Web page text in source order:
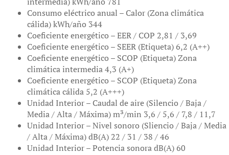
Consumo eléctrico anual – Calor (Zona climática
cálida) kWh/año 344
Coeficiente energético – EER / COP 2,81 / 3,69
Coeficiente energético – SEER (Etiqueta) 6,2 (A++)
Coeficiente energético – SCOP (Etiqueta) Zona
climática intermedia 4,3 (A+)
Coeficiente energético – SCOP (Etiqueta) Zona
climática cálida 5,2 (A+++)
Unidad Interior – Caudal de aire (Silencio / Baja /
Media / Alta / Máxima) m³/min 3,6 / 5,6 / 7,8 / 11,7
Unidad Interior – Nivel sonoro (Sliencio / Baja / Media
/ Alta / Máxima) dB(A) 22 / 31 / 38 / 46
Unidad Interior – Potencia sonora dB(A) 60